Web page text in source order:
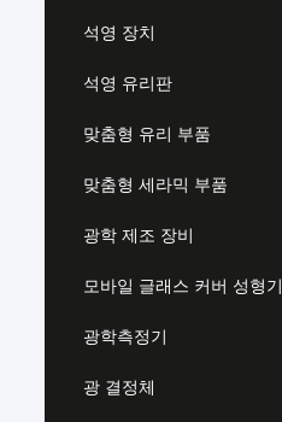
석영 장치
석영 유리판
맞춤형 유리 부품
맞춤형 세라믹 부품
광학 제조 장비
모바일 글래스 커버 성형기
광학측정기
광 결정체